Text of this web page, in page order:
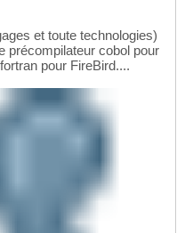
et toute technologies)
précompilateur cobol pour
pour FireBird....